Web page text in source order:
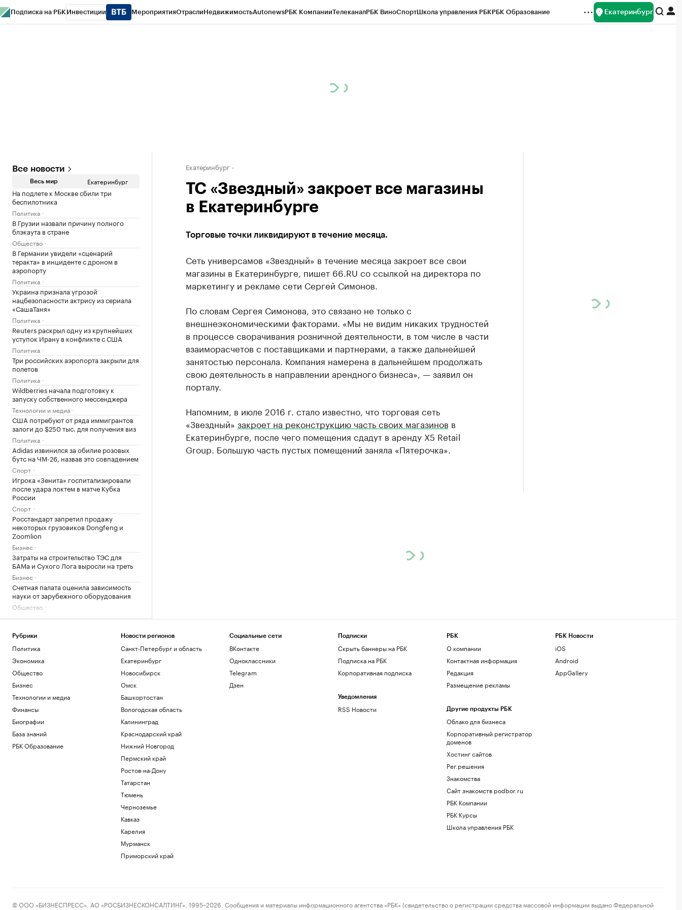
Подписка на РБК Инвестиции МероприятияОтраслиНедвижимостьAutonewsРБК КомпанииТелеканалРБК ВиноСпортШкола управления РБКРБК Образование Екатеринбург
Все новости
Весь мир Екатеринбург
На подлете к Москве сбили три
беспилотника
Политика
В Грузии назвали причину полного
блэкаута в стране
Общество
В Германии увидели «сценарий
теракта» в инциденте с дроном в
аэропорту
Политика
Украина признала угрозой
нацбезопасности актрису из сериала
«СашаТаня»
Политика
Reuters раскрыл одну из крупнейших
уступок Ирану в конфликте с США
Политика
Три российских аэропорта закрыли для
полетов
Политика
Wildberries начала подготовку к
запуску собственного мессенджера
Технологии и медиа
США потребуют от ряда иммигрантов
залоги до $250 тыс. для получения виз
Политика
Adidas извинился за обилие розовых
бутс на ЧМ-26, назвав это совпадением
Спорт
Игрока «Зенита» госпитализировали
после удара локтем в матче Кубка
России
Спорт
Росстандарт запретил продажу
некоторых грузовиков Dongfeng и
Zoomlion
Бизнес
Затраты на строительство ТЭС для
БАМа и Сухого Лога выросли на треть
Бизнес
Счетная палата оценила зависимость
науки от зарубежного оборудования
Общество
Изъятия в пользу государства
рынка M&A
Финансы
произвести нужное впечатление (18+)
Мирра Андреева уверенно вышла в
третий круг турнира в Торонто
Спорт
В Грузии начали расследование
публикаций о плохом отношении к
россиянам
Политика
«Ноев ковчег»: почему в восточной
Арктике эволюция шла непрерывно
Часть Тбилиси осталась без воды после
Екатеринбург
ТС «Звездный» закроет все магазины
в Екатеринбурге
Торговые точки ликвидируют в течение месяца.
Сеть универсамов «Звездный» в течение месяца закроет все свои
магазины в Екатеринбурге, пишет 66.RU со ссылкой на директора по
маркетингу и рекламе сети Сергей Симонов.
По словам Сергея Симонова, это связано не только с
внешнеэкономическими факторами. «Мы не видим никаких трудностей
в процессе сворачивания розничной деятельности, в том числе в части
взаиморасчетов с поставщиками и партнерами, а также дальнейшей
занятостью персонала. Компания намерена в дальнейшем продолжать
свою деятельность в направлении арендного бизнеса», — заявил он
порталу.
Напомним, в июле 2016 г. стало известно, что торговая сеть
«Звездный» закроет на реконструкцию часть своих магазинов в
Екатеринбурге, после чего помещения сдадут в аренду X5 Retail
Group. Большую часть пустых помещений заняла «Пятерочка».
Рубрики
Политика
Экономика
Общество
Бизнес
Технологии и медиа
Финансы
Биографии
База знаний
РБК Образование
Новости регионов
Санкт-Петербург и область
Екатеринбург
Новосибирск
Омск
Башкортостан
Вологодская область
Калининград
Краснодарский край
Нижний Новгород
Пермский край
Ростов-на-Дону
Татарстан
Тюмень
Черноземье
Кавказ
Карелия
Мурманск
Приморский край
Социальные сети
ВКонтакте
Одноклассники
Telegram
Дзен
Подписки
Скрыть баннеры на РБК
Подписка на РБК
Корпоративная подписка
Уведомления
RSS Новости
РБК
О компании
Контактная информация
Редакция
Размещение рекламы
Другие продукты РБК
Облако для бизнеса
Корпоративный регистратор
доменов
Хостинг сайтов
Рег.решения
Знакомства
Сайт знакомств podbor.ru
РБК Компании
РБК Курсы
Школа управления РБК
РБК Новости
iOS
Android
AppGallery
© ООО «БИЗНЕСПРЕСС», АО «РОСБИЗНЕСКОНСАЛТИНГ», 1995–2026. Сообщения и материалы информационного агентства «РБК» (свидетельство о регистрации средства массовой информации выдано Федеральной